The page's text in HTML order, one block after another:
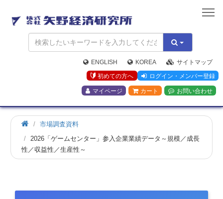
矢
野
経
済
研
究
所
ENGLISH KOREA
サイトマップ
初めての方へ
ログイン・メンバー登録
マイページ カート お問い合わせ
市場調査資料
2026「ゲームセンター」参入企業業績データ～規模／成長
性／収益性／生産性～